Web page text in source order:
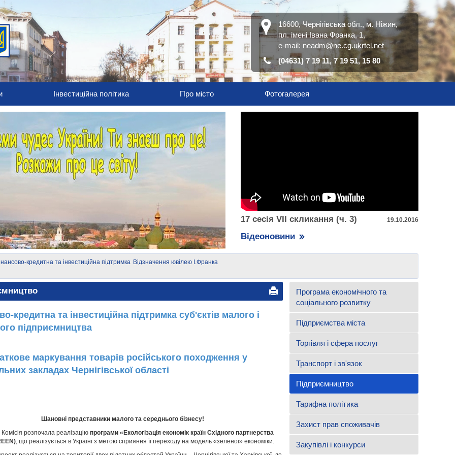
16600, Чернігівська обл., м. Ніжин,
пл. імені Івана Франка, 1,
е-mail: neadm@ne.cg.ukrtel.net
(04631) 7 19 11, 7 19 51, 15 80
Інвестиційна політика Про місто Фотогалерея
17 сесія VІІ скликання (ч. 3) 19.10.2016
Відеоновини
кредитна та інвестиційна підтримка Відзначення ювілею І.Франка
кредитна та інвестиційна підтримка суб'єктів малого і
підприємництва
маркування товарів російського походження у
закладах Чернігівської області
Шановні представники малого та середнього бізнесу!
розпочала реалізацію програми «Екологізація економік країн Східного партнерства
, що реалізується в Україні з метою сприяння її переходу на модель «зеленої» економіки.
Програма економічного та
соціального розвитку
Підприємства міста
Торгівля і сфера послуг
Транспорт і зв'язок
Підприємництво
Тарифна політика
Захист прав споживачів
Закупівлі і конкурси